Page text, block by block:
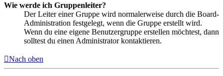
Wie werde ich Gruppenleiter?
Der Leiter einer Gruppe wird normalerweise durch die Board-
Administration festgelegt, wenn die Gruppe erstellt wird.
Wenn du eine eigene Benutzergruppe erstellen möchtest, dann
solltest du einen Administrator kontaktieren.
Nach oben